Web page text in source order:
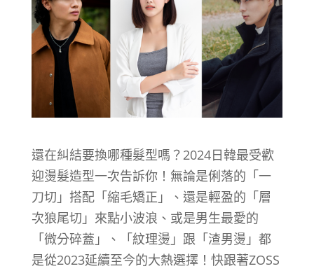
還在糾結要換哪種髮型嗎？2024日韓最受歡
迎燙髮造型一次告訴你！無論是俐落的「一
刀切」搭配「縮毛矯正」、還是輕盈的「層
次狼尾切」來點小波浪、或是男生最愛的
「微分碎蓋」、「紋理燙」跟「渣男燙」都
是從2023延續至今的大熱選擇！快跟著ZOSS